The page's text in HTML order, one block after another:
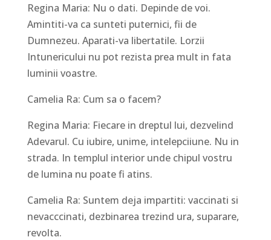
Regina Maria: Nu o dati. Depinde de voi.
Amintiti-va ca sunteti puternici, fii de
Dumnezeu. Aparati-va libertatile. Lorzii
Intunericului nu pot rezista prea mult in fata
luminii voastre.
Camelia Ra: Cum sa o facem?
Regina Maria: Fiecare in dreptul lui, dezvelind
Adevarul. Cu iubire, unime, intelepciiune. Nu in
strada. In templul interior unde chipul vostru
de lumina nu poate fi atins.
Camelia Ra: Suntem deja impartiti: vaccinati si
nevacccinati, dezbinarea trezind ura, suparare,
revolta.